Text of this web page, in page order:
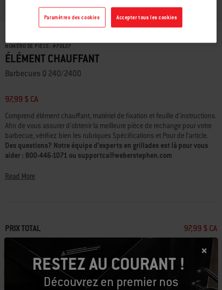
NUMÉRO DE PIÈCE: #70127
ÉLÉMENT CHAUFFANT
Barbecues Q 240/2400
97,99 $ CA
Comprend élément chauffant, matériel de fixation et feuille d’instructions.
Afin de vous assurer d’obtenir la meilleure pièce de rechange pour votre
barbecue, vérifiez bien les rubriques Spécifications et Pour de l’article.
Des questions? Notre équipe d’experts en grillades est là pour vous
aider : 800-446-1071 ou supportca@weberstephen.com
Read More
PRIX TOTAL 97,99 $ CA
M’aviser
RESTEZ AU COURANT !
Découvrez en premier nos
Accepter tous les cookies
Paramètres des cookies